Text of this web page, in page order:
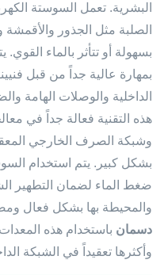
البشرية. تعمل السوستة
الصلبة مثل الجذور والأقمشة
بسهولة أو تتأثر بالماء
بمهارة عالية جداً من قبل
الداخلية والوصلات الهامة
هذه التقنية فعالة جداً في
وشبكة الصرف الخارجي
بشكل كبير. يتم استخدام
ضغط الماء لضمان التطهير
والمحيطة بها بشكل فعال
دسمان باستخدام هذه
وأكثرها تعقيداً في الشبكة